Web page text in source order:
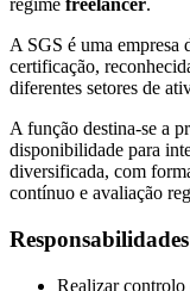
regime freelancer.
A SGS é uma empresa
certificação,
diferentes setores de
A função destina-se a
disponibilidade para
diversificada, com
contínuo e avaliação
Realizar